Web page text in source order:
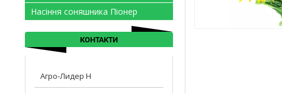
Насіння соняшника Піонер
КОНТАКТИ
Агро-Лидер Н